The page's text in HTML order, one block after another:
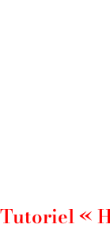
Tutoriel «